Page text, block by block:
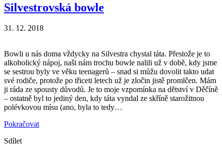
Silvestrovská bowle
31. 12. 2018
Bowli u nás doma vždycky na Silvestra chystal táta. Přestože je to
alkoholický nápoj, naši nám trochu bowle nalili už v době, kdy jsme
se sestrou byly ve věku teenagerů – snad si můžu dovolit takto udat
své rodiče, protože po třiceti letech už je zločin jistě promlčen. Mám
ji ráda ze spousty důvodů. Je to moje vzpomínka na dětství v Děčíně
– ostatně byl to jediný den, kdy táta vyndal ze skříně starožitnou
polévkovou mísu (ano, byla to tedy…
Pokračovat
Sdílet